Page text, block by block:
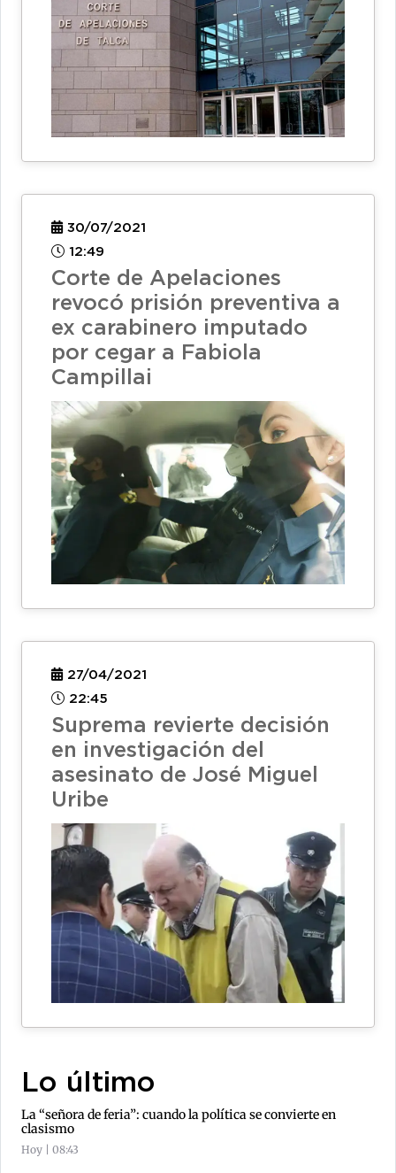
30/07/2021
12:49
Corte de Apelaciones
revocó prisión preventiva a
ex carabinero imputado
por cegar a Fabiola
Campillai
27/04/2021
22:45
Suprema revierte decisión
en investigación del
asesinato de José Miguel
Uribe
Lo último
La “señora de feria”: cuando la política se convierte en
clasismo
Hoy | 08:43